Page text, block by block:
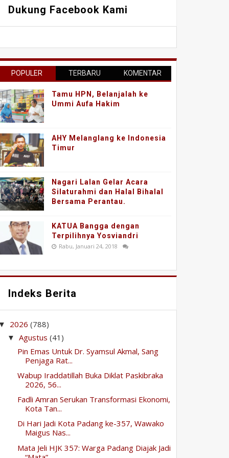
Dukung Facebook Kami
POPULER TERBARU KOMENTAR
Tamu HPN, Belanjalah ke
Ummi Aufa Hakim
AHY Melanglang ke Indonesia
Timur
Nagari Lalan Gelar Acara
Silaturahmi dan Halal Bihalal
Bersama Perantau.
KATUA Bangga dengan
Terpilihnya Yosviandri
Rabu, Januari 24, 2018
Indeks Berita
2026(788)
▼Agustus(41)
Pin Emas Untuk Dr. Syamsul Akmal, Sang
Penjaga Rat...
Wabup Iraddatillah Buka Diklat Paskibraka
2026, 56...
Fadli Amran Serukan Transformasi Ekonomi,
Kota Tan...
Di Hari Jadi Kota Padang ke-357, Wawako
Maigus Nas...
Mata Jeli HJK 357: Warga Padang Diajak Jadi